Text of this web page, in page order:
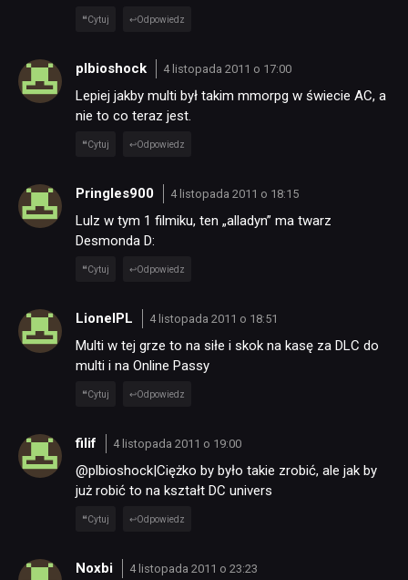
Cytuj Odpowiedz
plbioshock 4 listopada 2011 o 17:00
Lepiej jakby multi był takim mmorpg w świecie AC, a
nie to co teraz jest.
Cytuj Odpowiedz
Pringles900 4 listopada 2011 o 18:15
Lulz w tym 1 filmiku, ten „alladyn” ma twarz
Desmonda D:
Cytuj Odpowiedz
LionelPL 4 listopada 2011 o 18:51
Multi w tej grze to na siłe i skok na kasę za DLC do
multi i na Online Passy
Cytuj Odpowiedz
filif 4 listopada 2011 o 19:00
@plbioshock|Ciężko by było takie zrobić, ale jak by
już robić to na kształt DC univers
Cytuj Odpowiedz
Noxbi 4 listopada 2011 o 23:23